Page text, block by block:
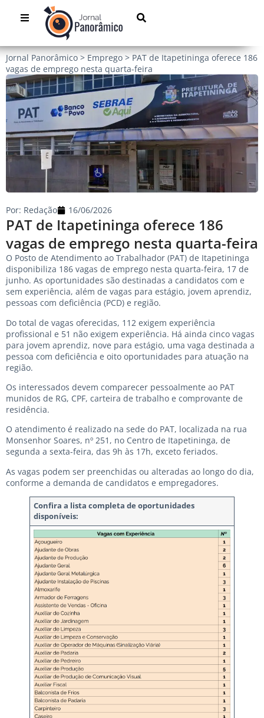
Jornal Panorâmico > Emprego > PAT de Itapetininga oferece 186
vagas de emprego nesta quarta-feira
PAT de Itapetininga oferece 186
vagas de emprego nesta quarta-feira
Por: Redação 16/06/2026
O Posto de Atendimento ao Trabalhador (PAT) de Itapetininga
disponibiliza 186 vagas de emprego nesta quarta-feira, 17 de
junho. As oportunidades são destinadas a candidatos com e
sem experiência, além de vagas para estágio, jovem aprendiz,
pessoas com deficiência (PCD) e região.
Do total de vagas oferecidas, 112 exigem experiência
profissional e 51 não exigem experiência. Há ainda cinco vagas
para jovem aprendiz, nove para estágio, uma vaga destinada a
pessoa com deficiência e oito oportunidades para atuação na
região.
Os interessados devem comparecer pessoalmente ao PAT
munidos de RG, CPF, carteira de trabalho e comprovante de
residência.
O atendimento é realizado na sede do PAT, localizada na rua
Monsenhor Soares, nº 251, no Centro de Itapetininga, de
segunda a sexta-feira, das 9h às 17h, exceto feriados.
As vagas podem ser preenchidas ou alteradas ao longo do dia,
conforme a demanda de candidatos e empregadores.
Confira a lista completa de oportunidades
disponíveis: